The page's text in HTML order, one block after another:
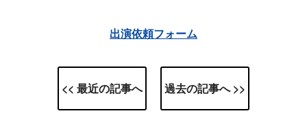
出演依頼フォーム
<< 最近の記事へ 過去の記事へ >>